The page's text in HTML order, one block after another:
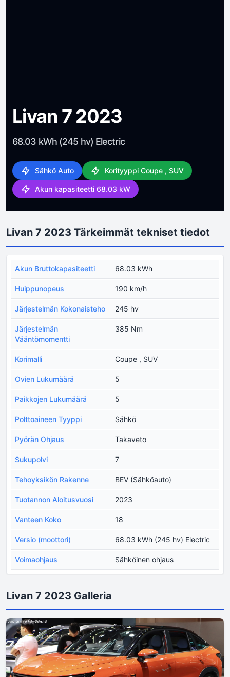
Livan 7 2023
68.03 kWh (245 hv) Electric
Sähkö Auto Korityyppi Coupe , SUV
Akun kapasiteetti 68.03 kW
Livan 7 2023 Tärkeimmät tekniset tiedot
Akun Bruttokapasiteetti 68.03 kWh
Huippunopeus 190 km/h
Järjestelmän Kokonaisteho 245 hv
Järjestelmän
Vääntömomentti
385 Nm
Korimalli Coupe , SUV
Ovien Lukumäärä 5
Paikkojen Lukumäärä 5
Polttoaineen Tyyppi Sähkö
Pyörän Ohjaus Takaveto
Sukupolvi 7
Tehoyksikön Rakenne BEV (Sähköauto)
Tuotannon Aloitusvuosi 2023
Vanteen Koko 18
Versio (moottori) 68.03 kWh (245 hv) Electric
Voimaohjaus Sähköinen ohjaus
Livan 7 2023 Galleria